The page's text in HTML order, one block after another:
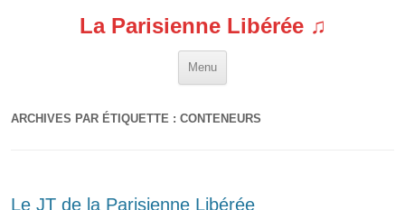
La Parisienne Libérée ♫
Menu
ARCHIVES PAR ÉTIQUETTE : CONTENEURS
Le JT de la Parisienne Libérée